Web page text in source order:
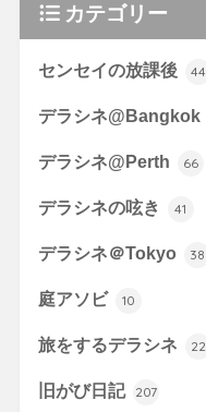
カテゴリー
センセイの放課後 44
デラシネ@Bangkok
デラシネ@Perth 66
デラシネの呟き 41
デラシネ＠Tokyo 38
庭アソビ 10
旅をするデラシネ 22
旧がび日記 207